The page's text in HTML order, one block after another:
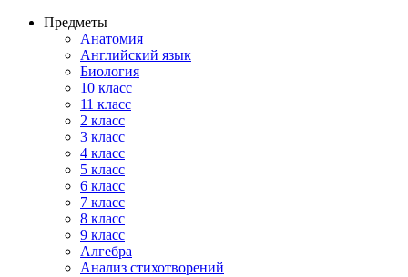
Предметы
Анатомия
Английский язык
Биология
10 класс
11 класс
2 класс
3 класс
4 класс
5 класс
6 класс
7 класс
8 класс
9 класс
Алгебра
Анализ стихотворений